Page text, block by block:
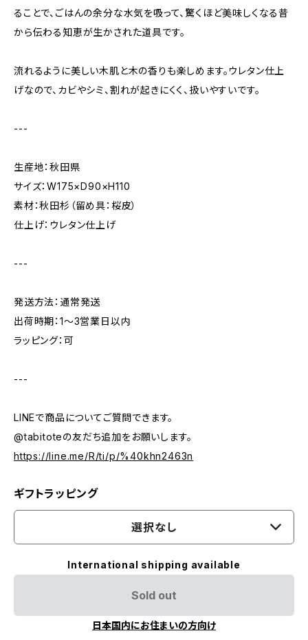
ることで、ごはんの余分な水気を吸って、驚くほど美味しくなる昔
から伝わる知恵が生かされた道具です。
流れるように美しい木肌と木の香りも楽しめます。ウレタン仕上
げなので、カビやシミ、割れが起きにくく、扱いやすいです。
---
生産地：秋田県
サイズ：W175×D90×H110
素材：秋田杉（留め具：桜皮）
仕上げ：ウレタン仕上げ
---
発送方法：通常発送
出荷時期：1〜3営業日以内
ラッピング：可
---
LINEで商品についてご質問できます。
@tabitoteの友だち追加をお願いします。
https://line.me/R/ti/p/%40khn2463n
ギフトラッピング
選択なし
International shipping available
Sold out
日本国内にお住まいの方向け